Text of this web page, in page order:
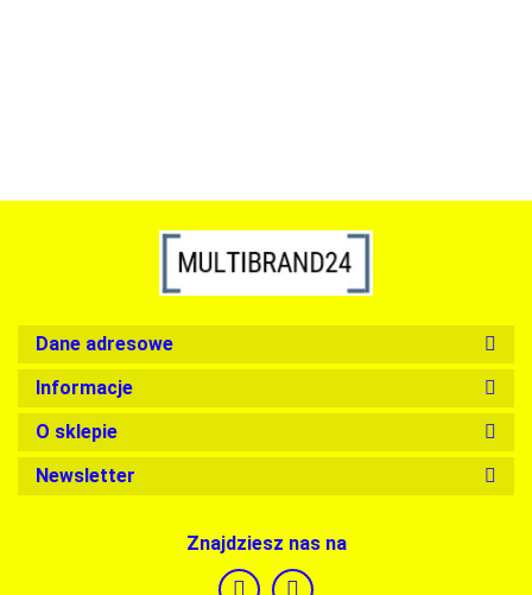
Dane adresowe
Informacje
O sklepie
Newsletter
Znajdziesz nas na